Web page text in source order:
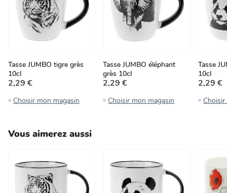
Tasse JUMBO tigre grès
10cl
2,29 €
Choisir mon magasin
Tasse JUMBO éléphant
grès 10cl
2,29 €
Choisir mon magasin
Tasse
10cl
2,29 €
Vous aimerez aussi